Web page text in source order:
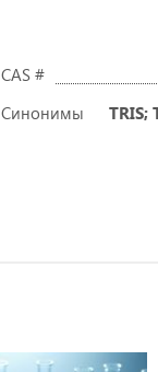
CAS #
Синонимы